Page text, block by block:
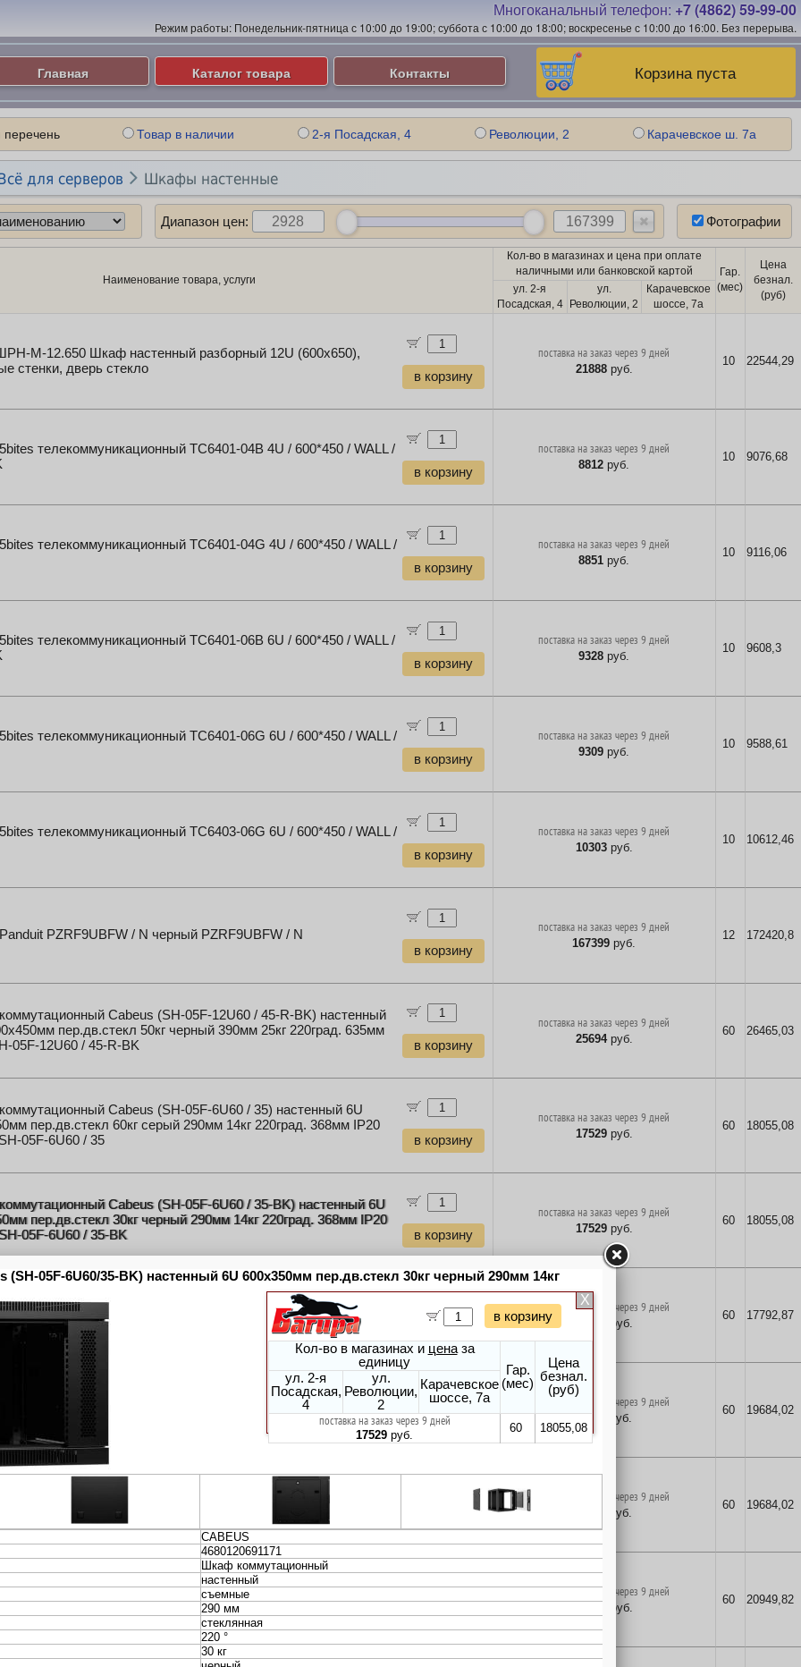
Многоканальный телефон: +7 (4862) 59-99-00
Режим работы: Понедельник-пятница с 10:00 до 19:00; суббота с 10:00 до 18:00; воскресенье с 10:00 до 16:00. Без перерыва.
Корзина пуста
Главная Каталог товара Контакты
Товар в наличии 2-я Посадская, 4 Революции, 2 Карачевское ш. 7а
для серверов  Шкафы настенные
Диапазон цен: Фотографии
Наименование товара, услуги
Кол-во в магазинах и цена при оплате
наличными или банковской картой
Гар.
(мес)
Цена
безнал.
(руб)
ул. 2-я
Посадская, 4
ул.
Революции, 2
Карачевское
шоссе, 7а
М-12.650 Шкаф настенный разборный 12U (600х650),
стенки, дверь стекло
в корзину
поставка на заказ через 9 дней
21888руб.
10 22544,29
телекоммуникационный TC6401-04B 4U / 600*450 / WALL /
в корзину
поставка на заказ через 9 дней
8812 руб.
10 9076,68
телекоммуникационный TC6401-04G 4U / 600*450 / WALL /
в корзину
поставка на заказ через 9 дней
8851 руб.
10 9116,06
телекоммуникационный TC6401-06B 6U / 600*450 / WALL /
в корзину
поставка на заказ через 9 дней
9328 руб.
10 9608,3
телекоммуникационный TC6401-06G 6U / 600*450 / WALL /
в корзину
поставка на заказ через 9 дней
9309 руб.
10 9588,61
телекоммуникационный TC6403-06G 6U / 600*450 / WALL /
в корзину
поставка на заказ через 9 дней
10303руб.
10 10612,46
PZRF9UBFW / N черный PZRF9UBFW / N
в корзину
поставка на заказ через 9 дней
167399 руб.
12 172420,8
Cabeus (SH-05F-12U60 / 45-R-BK) настенный
пер.дв.стекл 50кг черный 390мм 25кг 220град. 635мм
05F-12U60 / 45-R-BK
в корзину
поставка на заказ через 9 дней
25694руб.
60 26465,03
Cabeus (SH-05F-6U60 / 35) настенный 6U
пер.дв.стекл 60кг серый 290мм 14кг 220град. 368мм IP20
05F-6U60 / 35
в корзину
поставка на заказ через 9 дней
17529руб.
60 18055,08
Cabeus (SH-05F-6U60 / 35-BK) настенный 6U
пер.дв.стекл 30кг черный 290мм 14кг 220град. 368мм IP20
05F-6U60 / 35-BK
в корзину
поставка на заказ через 9 дней
17529руб.
60 18055,08
Cabeus (SH-05F-6U60 / 35M) настенный 6U
пер.дв.металл 60кг серый 290мм 13кг 220град. 368мм IP20
05F-6U60 / 35M
в корзину
поставка на заказ через 9 дней
руб.
60 17792,87
Cabeus (SH-05F-6U60 / 45) настенный 6U
пер.дв.стекл 60кг серый 390мм 16кг 368мм IP20 сталь SH-
/ 45
в корзину
поставка на заказ через 9 дней
19111 руб.
60 19684,02
Cabeus (SH-05F-6U60 / 45-BK) настенный 6U
пер.дв.стекл 60кг черный 390мм 16кг 220град. 368мм IP20
поставка на заказ через 9 дней
руб.
60 19684,02
Cabeus (SH-05F-9U60 / 35) настенный 9U
пер.дв.стекл 60кг серый 290мм 17кг 501мм IP20 сталь SH-
/ 35
в корзину
поставка на заказ через 9 дней
руб.
60 20949,82